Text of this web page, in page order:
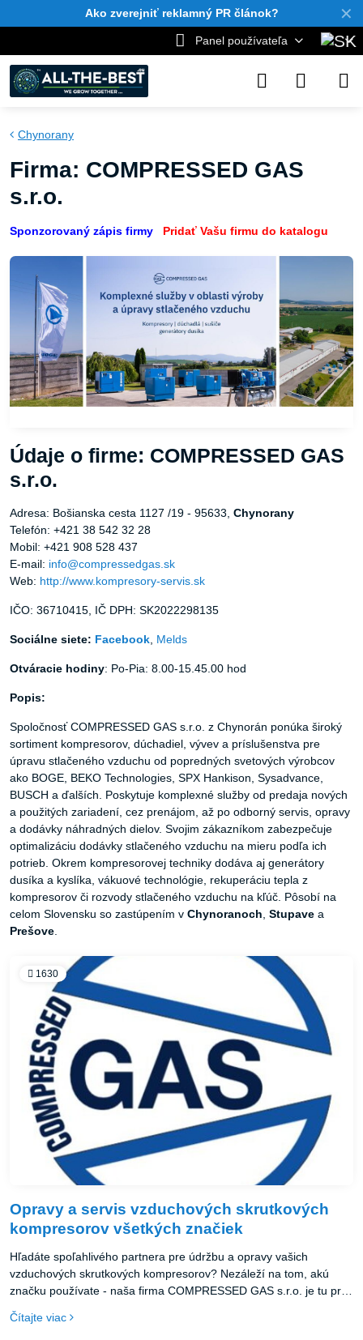
✕
Ako zverejniť reklamný PR článok?
Panel používateľa
Chynorany
Firma: COMPRESSED GAS
s.r.o.
Sponzorovaný zápis firmy Pridať Vašu firmu do katalogu
Údaje o firme: COMPRESSED GAS
s.r.o.
Adresa: Bošianska cesta 1127 /19 - 95633, Chynorany
Telefón: +421 38 542 32 28
Mobil: +421 908 528 437
E-mail: info@compressedgas.sk
Web: http://www.kompresory-servis.sk
IČO: 36710415, IČ DPH: SK2022298135
Sociálne siete: Facebook, Melds
Otváracie hodiny: Po-Pia: 8.00-15.45.00 hod
Popis:
Spoločnosť COMPRESSED GAS s.r.o. z Chynorán ponúka široký
sortiment kompresorov, dúchadiel, vývev a príslušenstva pre
úpravu stlačeného vzduchu od popredných svetových výrobcov
ako BOGE, BEKO Technologies, SPX Hankison, Sysadvance,
BUSCH a ďalších. Poskytuje komplexné služby od predaja nových
a použitých zariadení, cez prenájom, až po odborný servis, opravy
a dodávky náhradných dielov. Svojim zákazníkom zabezpečuje
optimalizáciu dodávky stlačeného vzduchu na mieru podľa ich
potrieb. Okrem kompresorovej techniky dodáva aj generátory
dusíka a kyslíka, vákuové technológie, rekuperáciu tepla z
kompresorov či rozvody stlačeného vzduchu na kľúč. Pôsobí na
celom Slovensku so zastúpením v Chynoranoch, Stupave a
Prešove.
1630
Opravy a servis vzduchových skrutkových
kompresorov všetkých značiek
Hľadáte spoľahlivého partnera pre údržbu a opravy vašich
vzduchových skrutkových kompresorov? Nezáleží na tom, akú
značku používate - naša firma COMPRESSED GAS s.r.o. je tu pre
Čítajte viac